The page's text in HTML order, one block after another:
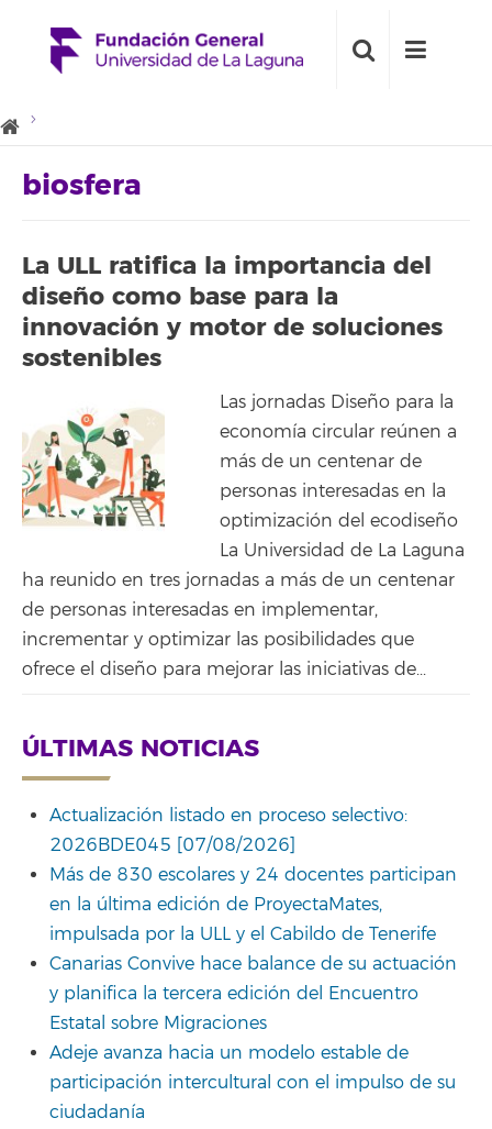
biosfera
La ULL ratifica la importancia del
diseño como base para la
innovación y motor de soluciones
sostenibles
Las jornadas Diseño para la
economía circular reúnen a
más de un centenar de
personas interesadas en la
optimización del ecodiseño
La Universidad de La Laguna
ha reunido en tres jornadas a más de un centenar
de personas interesadas en implementar,
incrementar y optimizar las posibilidades que
ofrece el diseño para mejorar las iniciativas de...
ÚLTIMAS NOTICIAS
Actualización listado en proceso selectivo:
2026BDE045 [07/08/2026]
Más de 830 escolares y 24 docentes participan
en la última edición de ProyectaMates,
impulsada por la ULL y el Cabildo de Tenerife
Canarias Convive hace balance de su actuación
y planifica la tercera edición del Encuentro
Estatal sobre Migraciones
Adeje avanza hacia un modelo estable de
participación intercultural con el impulso de su
ciudadanía